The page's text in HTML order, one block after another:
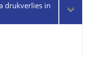
drukverlies in